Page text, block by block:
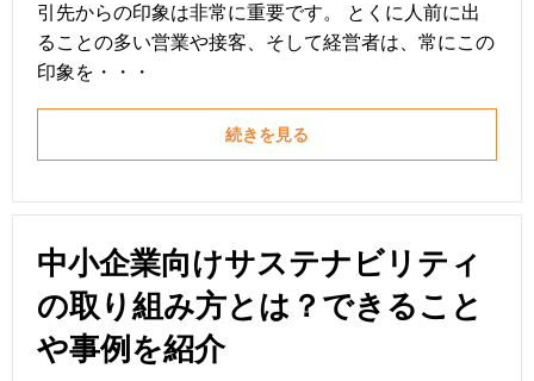
引先からの印象は非常に重要です。 とくに人前に出
ることの多い営業や接客、そして経営者は、常にこの
印象を・・・
続きを見る
中小企業向けサステナビリティ
の取り組み方とは？できること
や事例を紹介